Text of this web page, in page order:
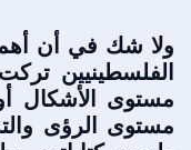
ولا شك في أن
الفلسطينيين
مستوى الأشكال
مستوى الرؤى